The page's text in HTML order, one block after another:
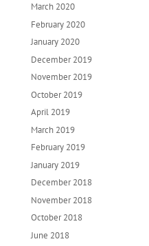
March 2020
February 2020
January 2020
December 2019
November 2019
October 2019
April 2019
March 2019
February 2019
January 2019
December 2018
November 2018
October 2018
June 2018